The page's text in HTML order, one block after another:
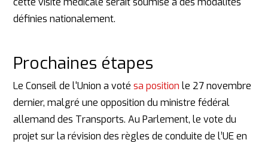
définies nationalement.
Prochaines étapes
Le Conseil de l'Union a votésa position le 27 novembre
dernier, malgré une opposition du ministre fédéral
allemand des Transports. Au Parlement, le vote du
projet sur la révision des règles de conduite de l’UE en